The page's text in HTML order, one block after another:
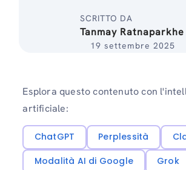
SCRITTO DA
Tanmay Ratnaparkhe
19 settembre 2025
Esplora questo contenuto con
artificiale:
ChatGPT Perplessità
Modalità AI di Google
Grok